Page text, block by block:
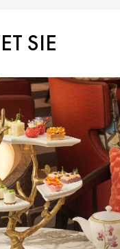
SIE